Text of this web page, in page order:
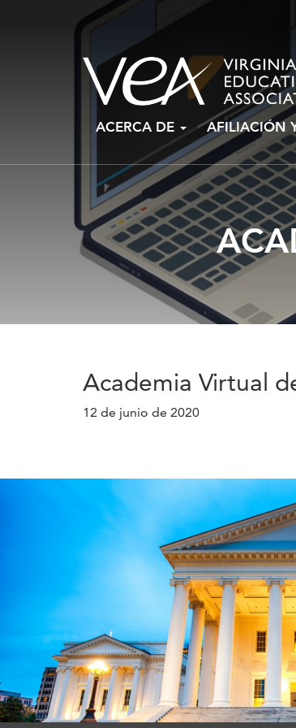
ACERCA DE AFILIACIÓN
Academia Virtual
12 de junio de 2020